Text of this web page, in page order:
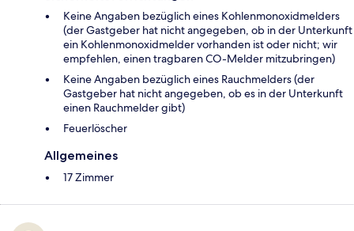
Keine Angaben bezüglich eines Kohlenmonoxidmelders
(der Gastgeber hat nicht angegeben, ob in der Unterkunft
ein Kohlenmonoxidmelder vorhanden ist oder nicht; wir
empfehlen, einen tragbaren CO-Melder mitzubringen)
Keine Angaben bezüglich eines Rauchmelders (der
Gastgeber hat nicht angegeben, ob es in der Unterkunft
einen Rauchmelder gibt)
Feuerlöscher
Allgemeines
17 Zimmer